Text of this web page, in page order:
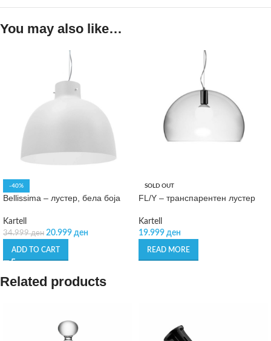
You may also like…
-40%
Bellissima – лустер, бела боја
Kartell
34.999ден 20.999 ден
ADD TO CART
SOLD OUT
FL/Y – транспарентен лустер
Kartell
19.999 ден
READ MORE
Related products